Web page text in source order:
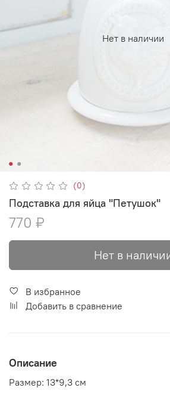
Нет в наличии
(0)
Подставка для яйца "Петушок"
770 ₽
Нет в
В избранное
Добавить в сравнение
Описание
Размер: 13*9,3 см